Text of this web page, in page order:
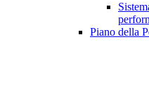
Piano della